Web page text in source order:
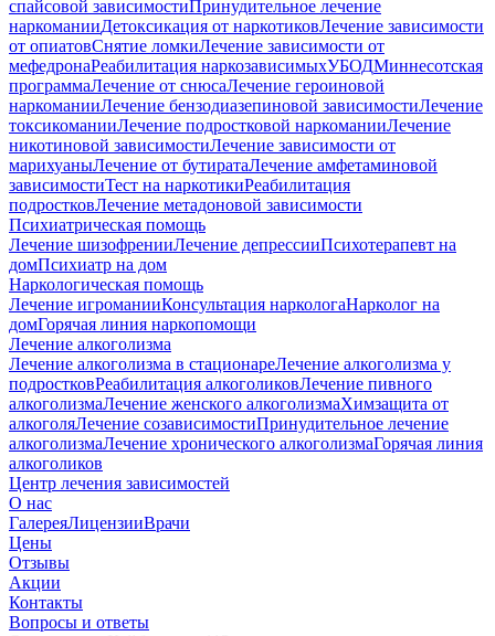
спайсовой зависимостиПринудительное лечение
наркоманииДетоксикация от наркотиковЛечение зависимости
от опиатовСнятие ломкиЛечение зависимости от
мефедронаРеабилитация наркозависимыхУБОДМиннесотская
программаЛечение от снюсаЛечение героиновой
наркоманииЛечение бензодиазепиновой зависимостиЛечение
токсикоманииЛечение подростковой наркоманииЛечение
никотиновой зависимостиЛечение зависимости от
марихуаныЛечение от бутиратаЛечение амфетаминовой
зависимостиТест на наркотикиРеабилитация
подростковЛечение метадоновой зависимости
Психиатрическая помощь
Лечение шизофренииЛечение депрессииПсихотерапевт на
домПсихиатр на дом
Наркологическая помощь
Лечение игроманииКонсультация наркологаНарколог на
домГорячая линия наркопомощи
Лечение алкоголизма
Лечение алкоголизма в стационареЛечение алкоголизма у
подростковРеабилитация алкоголиковЛечение пивного
алкоголизмаЛечение женского алкоголизмаХимзащита от
алкоголяЛечение созависимостиПринудительное лечение
алкоголизмаЛечение хронического алкоголизмаГорячая линия
алкоголиков
Центр лечения зависимостей
О нас
ГалереяЛицензииВрачи
Цены
Отзывы
Акции
Контакты
Вопросы и ответы